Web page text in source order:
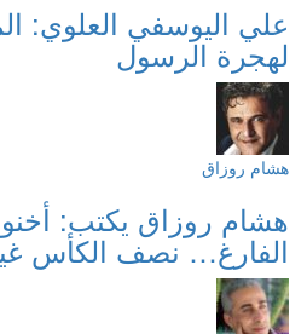
علي اليوسفي العلوي:
لهجرة الرسول
هشام روزاق
هشام روزاق يكتب:
الفارغ… نصف الكأس